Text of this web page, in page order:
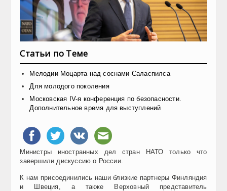
Статьи по Теме
Мелодии Моцарта над соснами Саласпилса
Для молодого поколения
Московская IV-я конференция по безопасности.
Дополнительное время для выступлений
Министры иностранных дел стран НАТО только что
завершили дискуссию о России.
К нам присоединились наши близкие партнеры Финляндия
и Швеция, а также Верховный представитель